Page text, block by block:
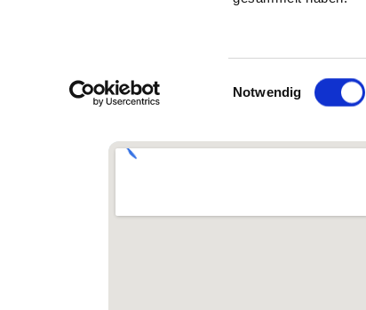
Einwilligungsauswahl
Notwendig